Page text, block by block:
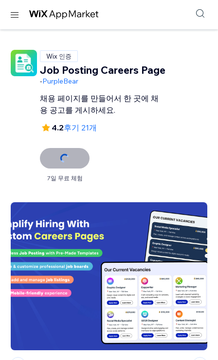
Wix 인증
Job Posting Careers Page
-PurpleBear
채용 페이지를 만들어서 한 곳에 채
용 공고를 게시하세요.
4.2후기 21개
7일 무료 체험